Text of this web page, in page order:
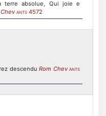
terre absolue, Qui joie e
ANTS 4572
descenduRom Chev ANTS